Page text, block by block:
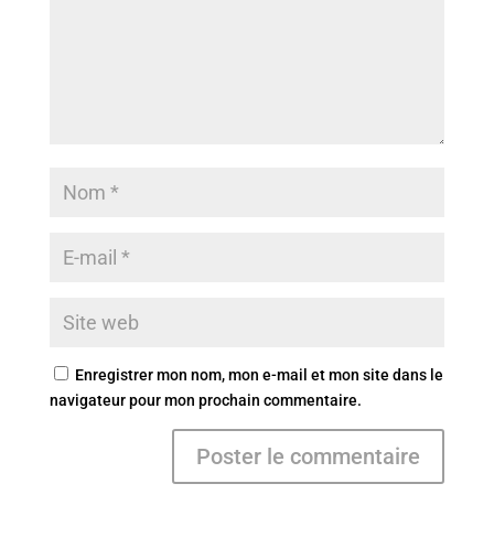
Enregistrer mon nom, mon e-mail et mon site dans le
navigateur pour mon prochain commentaire.